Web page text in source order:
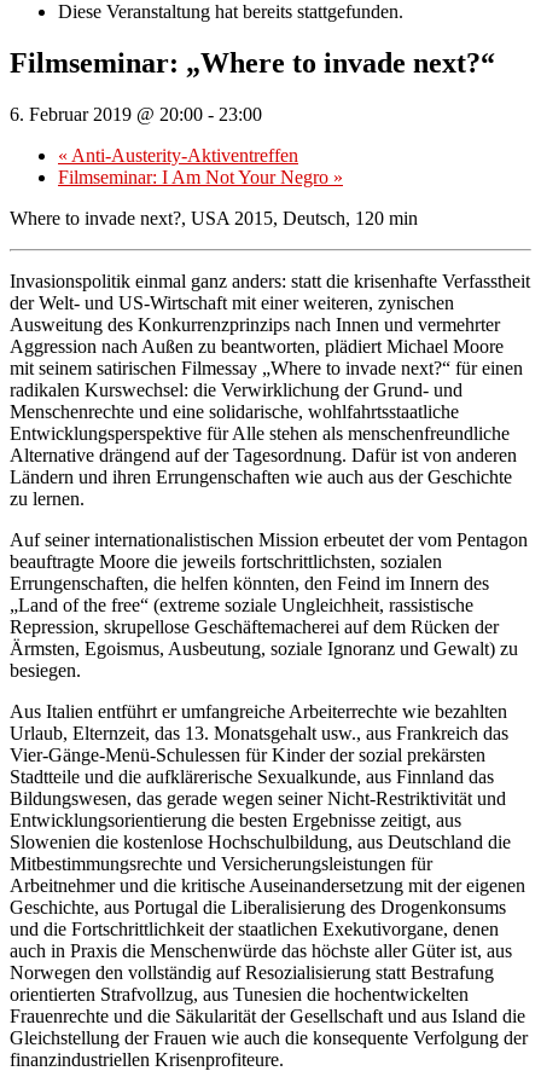
Diese Veranstaltung hat bereits stattgefunden.
Filmseminar: „Where to invade next?“
6. Februar 2019 @ 20:00 - 23:00
« Anti-Austerity-Aktiventreffen
Filmseminar: I Am Not Your Negro »
Where to invade next?, USA 2015, Deutsch, 120 min
Invasionspolitik einmal ganz anders: statt die krisenhafte Verfasstheit
der Welt- und US-Wirtschaft mit einer weiteren, zynischen
Ausweitung des Konkurrenzprinzips nach Innen und vermehrter
Aggression nach Außen zu beantworten, plädiert Michael Moore
mit seinem satirischen Filmessay „Where to invade next?“ für einen
radikalen Kurswechsel: die Verwirklichung der Grund- und
Menschenrechte und eine solidarische, wohlfahrtsstaatliche
Entwicklungsperspektive für Alle stehen als menschenfreundliche
Alternative drängend auf der Tagesordnung. Dafür ist von anderen
Ländern und ihren Errungenschaften wie auch aus der Geschichte
zu lernen.
Auf seiner internationalistischen Mission erbeutet der vom Pentagon
beauftragte Moore die jeweils fortschrittlichsten, sozialen
Errungenschaften, die helfen könnten, den Feind im Innern des
„Land of the free“ (extreme soziale Ungleichheit, rassistische
Repression, skrupellose Geschäftemacherei auf dem Rücken der
Ärmsten, Egoismus, Ausbeutung, soziale Ignoranz und Gewalt) zu
besiegen.
Aus Italien entführt er umfangreiche Arbeiterrechte wie bezahlten
Urlaub, Elternzeit, das 13. Monatsgehalt usw., aus Frankreich das
Vier-Gänge-Menü-Schulessen für Kinder der sozial prekärsten
Stadtteile und die aufklärerische Sexualkunde, aus Finnland das
Bildungswesen, das gerade wegen seiner Nicht-Restriktivität und
Entwicklungsorientierung die besten Ergebnisse zeitigt, aus
Slowenien die kostenlose Hochschulbildung, aus Deutschland die
Mitbestimmungsrechte und Versicherungsleistungen für
Arbeitnehmer und die kritische Auseinandersetzung mit der eigenen
Geschichte, aus Portugal die Liberalisierung des Drogenkonsums
und die Fortschrittlichkeit der staatlichen Exekutivorgane, denen
auch in Praxis die Menschenwürde das höchste aller Güter ist, aus
Norwegen den vollständig auf Resozialisierung statt Bestrafung
orientierten Strafvollzug, aus Tunesien die hochentwickelten
Frauenrechte und die Säkularität der Gesellschaft und aus Island die
Gleichstellung der Frauen wie auch die konsequente Verfolgung der
finanzindustriellen Krisenprofiteure.